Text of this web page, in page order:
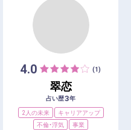
4.0 (1)
翠恋
占い歴3年
2人の未来
キャリアアップ
不倫・浮気
事業